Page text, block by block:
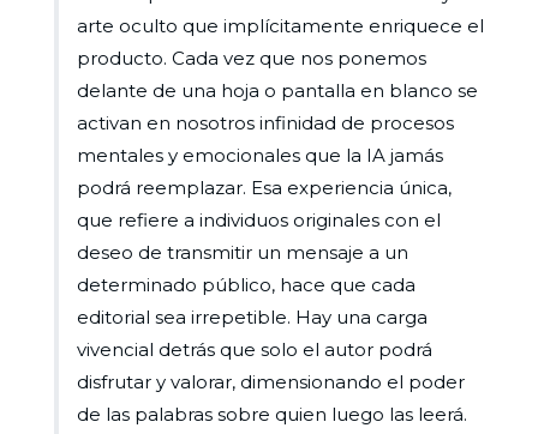
arte oculto que implícitamente enriquece el
producto. Cada vez que nos ponemos
delante de una hoja o pantalla en blanco se
activan en nosotros infinidad de procesos
mentales y emocionales que la IA jamás
podrá reemplazar. Esa experiencia única,
que refiere a individuos originales con el
deseo de transmitir un mensaje a un
determinado público, hace que cada
editorial sea irrepetible. Hay una carga
vivencial detrás que solo el autor podrá
disfrutar y valorar, dimensionando el poder
de las palabras sobre quien luego las leerá.